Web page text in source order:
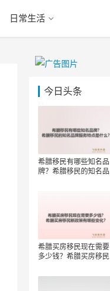
日常生活
今日头条
希腊移民有哪些知名品
牌？希腊移民的知名品
希腊买房移民现在需要
多少钱？希腊买房移民